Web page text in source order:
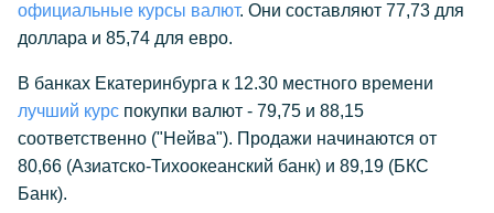
официальные курсы валют. Они составляют 77,73 для
доллара и 85,74 для евро.
В банках Екатеринбурга к 12.30 местного времени
лучший курс покупки валют - 79,75 и 88,15
соответственно ("Нейва"). Продажи начинаются от
80,66 (Азиатско-Тихоокеанский банк) и 89,19 (БКС
Банк).